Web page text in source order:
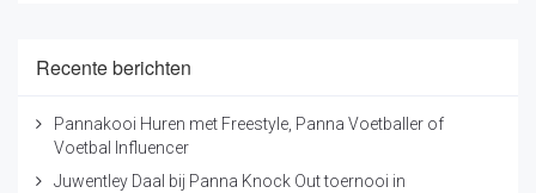
Recente berichten
Pannakooi Huren met Freestyle, Panna Voetballer of
Voetbal Influencer
Juwentley Daal bij Panna Knock Out toernooi in